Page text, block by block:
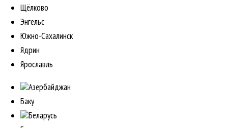
Щёлково
Энгельс
Южно-Сахалинск
Ядрин
Ярославль
Азербайджан
Баку
Беларусь